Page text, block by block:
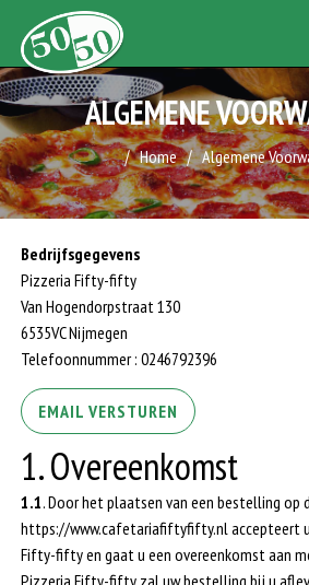
ALGEMENE
Home Algemene
Bedrijfsgegevens
Pizzeria Fifty-fifty
Van Hogendorpstraat 130
6535VC Nijmegen
Telefoonnummer : 0246792396
EMAIL VERSTUREN
1. Overeenkomst
1.1. Door het plaatsen van een bestelling op
https://www.cafetariafiftyfifty.nl accepteert
Fifty-fifty en gaat u een overeenkomst aan
Pizzeria Fifty-fifty zal uw bestelling bij u